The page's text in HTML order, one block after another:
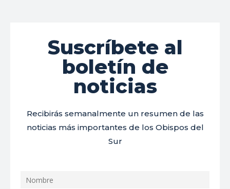
Suscríbete al
boletín de
noticias
Recibirás semanalmente un resumen de las
noticias más importantes de los Obispos del
Sur